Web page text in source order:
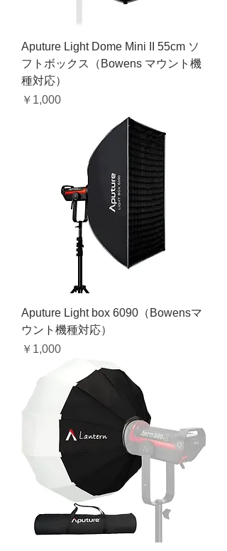
Aputure Light Dome Mini II 55cm ソ
フトボックス（Bowens マウント機
種対応）
価格
￥1,000
Aputure Light box 6090（Bowensマ
ウント機種対応）
価格
￥1,000